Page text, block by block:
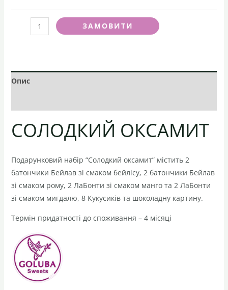
ЗАМОВИТИ
Опис
СОЛОДКИЙ ОКСАМИТ
Подарунковий набір “Солодкий оксамит” містить 2
батончики Бейлав зі смаком бейлісу, 2 батончики Бейлав
зі смаком рому, 2 ЛаБонти зі смаком манго та 2 ЛаБонти
зі смаком мигдалю, 8 Кукусиків та шоколадну картину.
Термін придатності до споживання – 4 місяці